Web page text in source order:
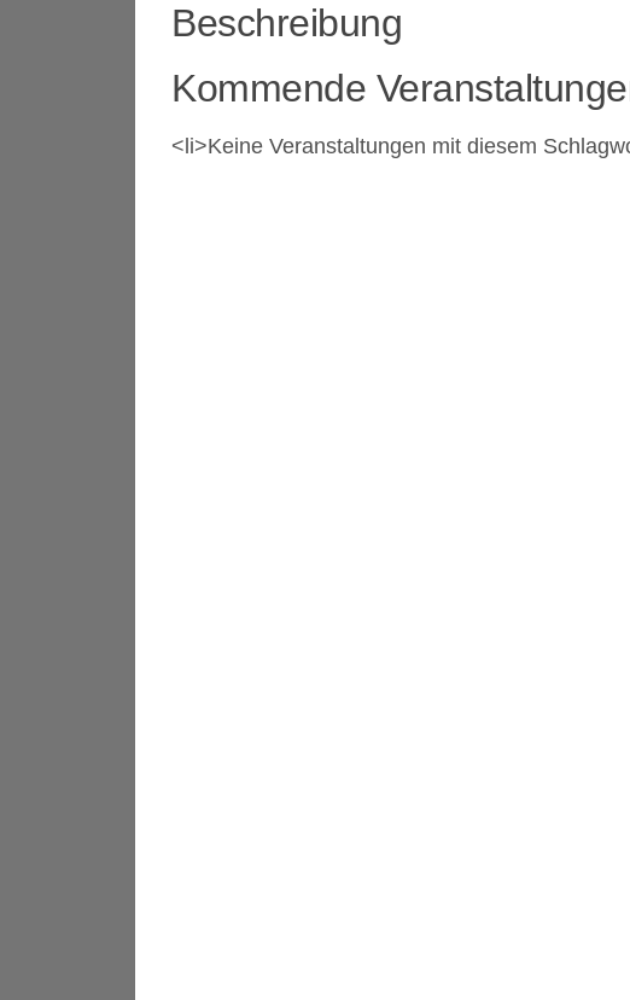
Beschreibung
Kommende
<li>Keine Veranstaltungen mit diesem